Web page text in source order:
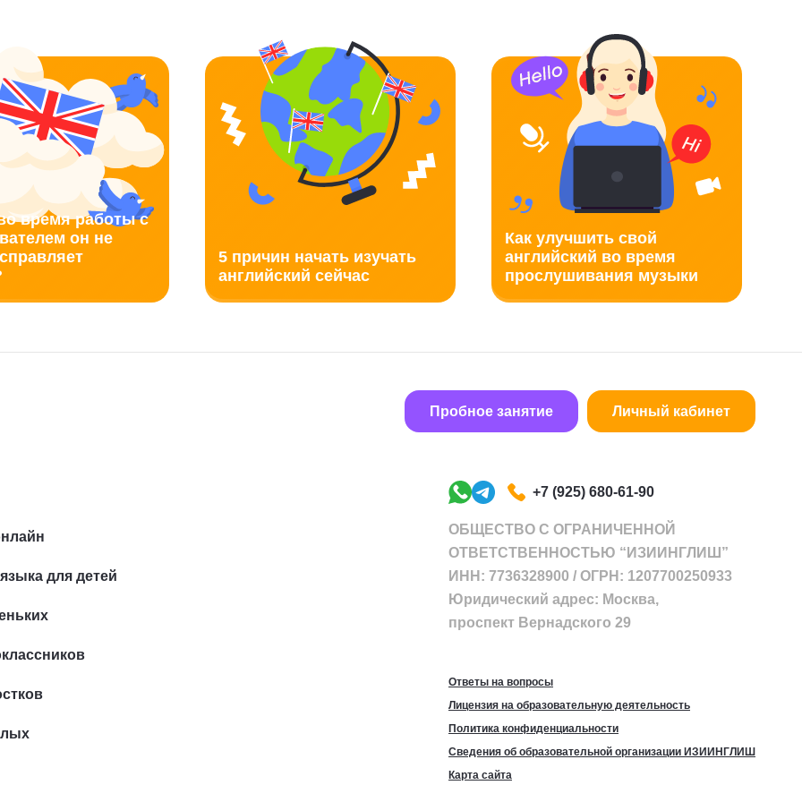
время работы с
он не
5 причин начать изучать
английский сейчас
Как улучшить свой
английский во время
прослушивания музыки
Пробное занятие Личный кабинет
для детей
+7 (925) 680-61-90
ОБЩЕСТВО С ОГРАНИЧЕННОЙ
ОТВЕТСТВЕННОСТЬЮ “ИЗИИНГЛИШ”
ИНН: 7736328900 / ОГРН: 1207700250933
Юридический адрес: Москва,
проспект Вернадского 29
Ответы на вопросы
Лицензия на образовательную деятельность
Политика конфиденциальности
Сведения об образовательной организации ИЗИИНГЛИШ
Карта сайта